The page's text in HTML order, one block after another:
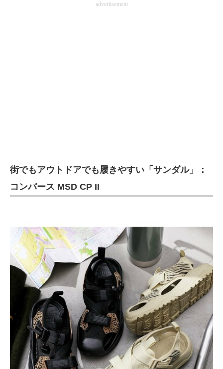
advertisement
街でもアウトドアでも履きやすい「サンダル」：
コンバース MSD CP II